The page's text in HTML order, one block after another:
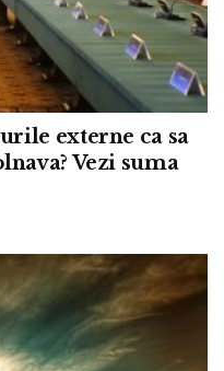
externe ca sa
Vezi suma